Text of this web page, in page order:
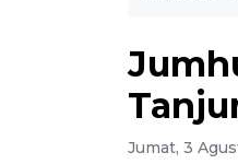
Jumat, 3